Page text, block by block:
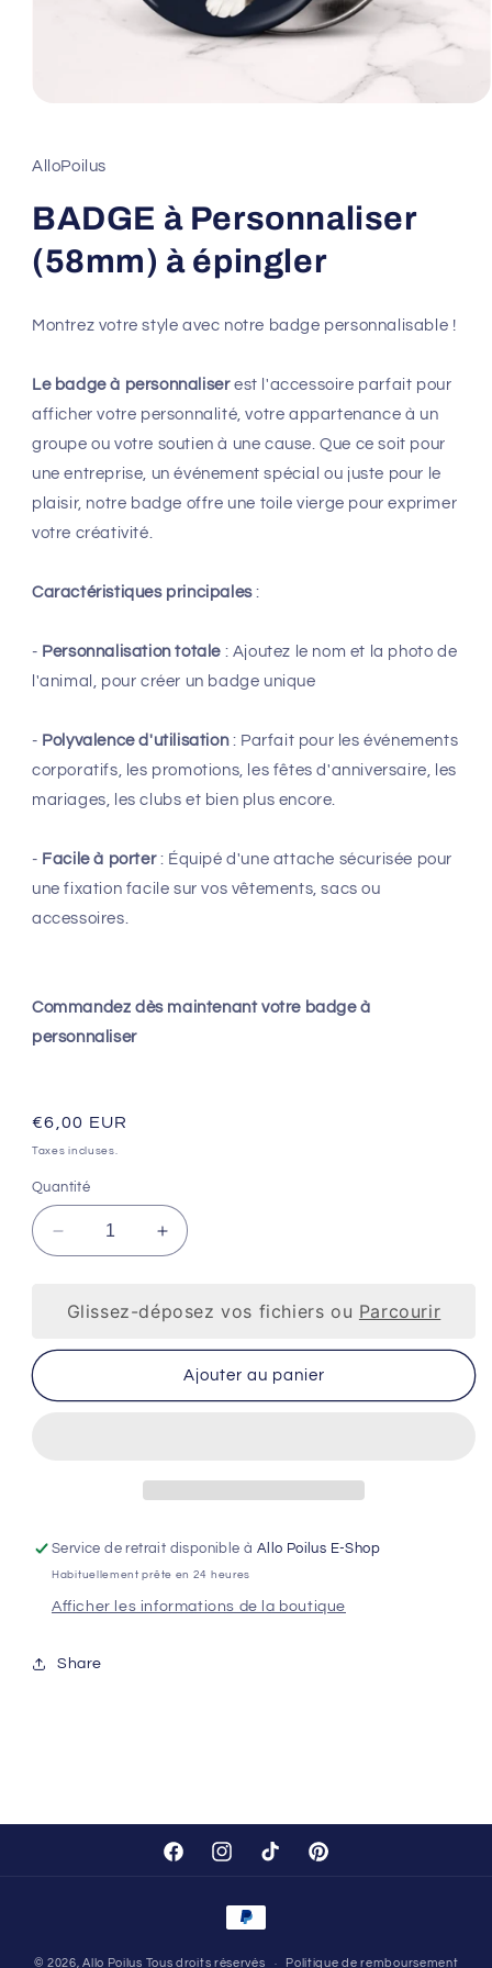
1
dans
fenêtre
modale
AlloPoilus
BADGE à Personnaliser
(58mm) à épingler
Montrez votre style avec notre badge personnalisable !
Le badge à personnaliserest l'accessoire parfait pour
afficher votre personnalité, votre appartenance à un
groupe ou votre soutien à une cause. Que ce soit pour
une entreprise, un événement spécial ou juste pour le
plaisir, notre badge offre une toile vierge pour exprimer
votre créativité.
Caractéristiques principales:
- Personnalisation totale : Ajoutez le nom et la photo de
l'animal, pour créer un badge unique
- Polyvalence d'utilisation: Parfait pour les événements
corporatifs, les promotions, les fêtes d'anniversaire, les
mariages, les clubs et bien plus encore.
- Facile à porter: Équipé d'une attache sécurisée pour
une fixation facile sur vos vêtements, sacs ou
accessoires.
Commandez dès maintenant votre badge à
personnaliser
Prix
habituel
€6,00 EUR
Taxes incluses.
Quantité
Réduire
la
de
à
(58mm)
Augmenter
la
de
à
Personnaliser
(58mm)
Glissez-déposez vos fichiers ou Parcourir
Ajouter au panier
Service de retrait disponible à Allo Poilus E-Shop
Habituellement prête en 24 heures
Afficher les informations de la boutique
Share
FacebookInstagramTikTok Pinterest
Moyens
© 2026,Allo Poilus Tous droits réservés Politique de remboursement